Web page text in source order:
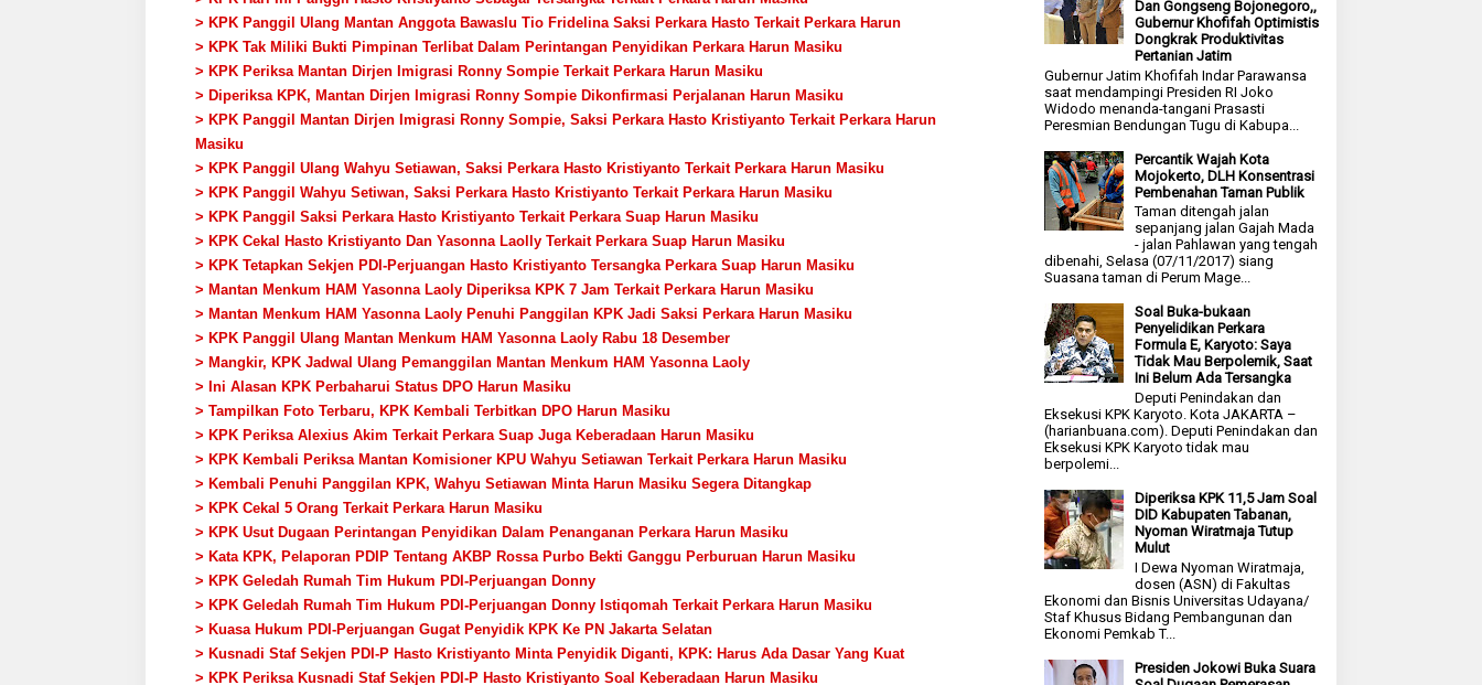
> KPK Panggil Ulang Mantan Anggota Bawaslu Tio Fridelina Saksi Perkara Hasto Terkait Perkara Harun
> KPK Tak Miliki Bukti Pimpinan Terlibat Dalam Perintangan Penyidikan Perkara Harun Masiku
> KPK Periksa Mantan Dirjen Imigrasi Ronny Sompie Terkait Perkara Harun Masiku
> Diperiksa KPK, Mantan Dirjen Imigrasi Ronny Sompie Dikonfirmasi Perjalanan Harun Masiku
> KPK Panggil Mantan Dirjen Imigrasi Ronny Sompie, Saksi Perkara Hasto Kristiyanto Terkait Perkara Harun
Masiku
> KPK Panggil Ulang Wahyu Setiawan, Saksi Perkara Hasto Kristiyanto Terkait Perkara Harun Masiku
> KPK Panggil Wahyu Setiwan, Saksi Perkara Hasto Kristiyanto Terkait Perkara Harun Masiku
> KPK Panggil Saksi Perkara Hasto Kristiyanto Terkait Perkara Suap Harun Masiku
> KPK Cekal Hasto Kristiyanto Dan Yasonna Laolly Terkait Perkara Suap Harun Masiku
> KPK Tetapkan Sekjen PDI-Perjuangan Hasto Kristiyanto Tersangka Perkara Suap Harun Masiku
> Mantan Menkum HAM Yasonna Laoly Diperiksa KPK 7 Jam Terkait Perkara Harun Masiku
> Mantan Menkum HAM Yasonna Laoly Penuhi Panggilan KPK Jadi Saksi Perkara Harun Masiku
> KPK Panggil Ulang Mantan Menkum HAM Yasonna Laoly Rabu 18 Desember
> Mangkir, KPK Jadwal Ulang Pemanggilan Mantan Menkum HAM Yasonna Laoly
> Ini Alasan KPK Perbaharui Status DPO Harun Masiku
> Tampilkan Foto Terbaru, KPK Kembali Terbitkan DPO Harun Masiku
> KPK Periksa Alexius Akim Terkait Perkara Suap Juga Keberadaan Harun Masiku
> KPK Kembali Periksa Mantan Komisioner KPU Wahyu Setiawan Terkait Perkara Harun Masiku
> Kembali Penuhi Panggilan KPK, Wahyu Setiawan Minta Harun Masiku Segera Ditangkap
> KPK Cekal 5 Orang Terkait Perkara Harun Masiku
> KPK Usut Dugaan Perintangan Penyidikan Dalam Penanganan Perkara Harun Masiku
> Kata KPK, Pelaporan PDIP Tentang AKBP Rossa Purbo Bekti Ganggu Perburuan Harun Masiku
> KPK Geledah Rumah Tim Hukum PDI-Perjuangan Donny
> KPK Geledah Rumah Tim Hukum PDI-Perjuangan Donny Istiqomah Terkait Perkara Harun Masiku
> Kuasa Hukum PDI-Perjuangan Gugat Penyidik KPK Ke PN Jakarta Selatan
> Kusnadi Staf Sekjen PDI-P Hasto Kristiyanto Minta Penyidik Diganti, KPK: Harus Ada Dasar Yang Kuat
> KPK Periksa Kusnadi Staf Sekjen PDI-P Hasto Kristiyanto Soal Keberadaan Harun Masiku
Dan Gongseng Bojonegoro,,
Gubernur Khofifah Optimistis
Dongkrak Produktivitas
Pertanian Jatim
Gubernur Jatim Khofifah Indar Parawansa
saat mendampingi Presiden RI Joko
Widodo menanda-tangani Prasasti
Peresmian Bendungan Tugu di Kabupa...
Percantik Wajah Kota
Mojokerto, DLH Konsentrasi
Pembenahan Taman Publik
Taman ditengah jalan
sepanjang jalan Gajah Mada
- jalan Pahlawan yang tengah
dibenahi, Selasa (07/11/2017) siang
Suasana taman di Perum Mage...
Soal Buka-bukaan
Penyelidikan Perkara
Formula E, Karyoto: Saya
Tidak Mau Berpolemik, Saat
Ini Belum Ada Tersangka
Deputi Penindakan dan
Eksekusi KPK Karyoto. Kota JAKARTA –
(harianbuana.com). Deputi Penindakan dan
Eksekusi KPK Karyoto tidak mau
berpolemi...
Diperiksa KPK 11,5 Jam Soal
DID Kabupaten Tabanan,
Nyoman Wiratmaja Tutup
Mulut
I Dewa Nyoman Wiratmaja,
dosen (ASN) di Fakultas
Ekonomi dan Bisnis Universitas Udayana/
Staf Khusus Bidang Pembangunan dan
Ekonomi Pemkab T...
Presiden Jokowi Buka Suara